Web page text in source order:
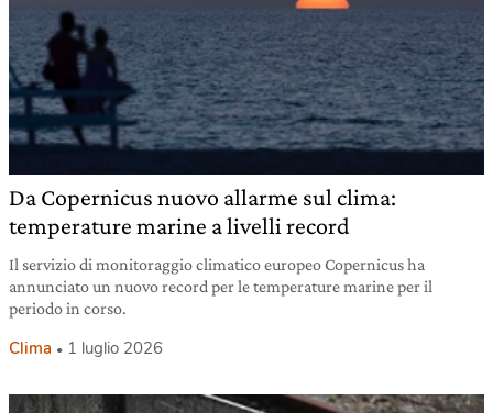
Da Copernicus nuovo allarme sul clima:
temperature marine a livelli record
Il servizio di monitoraggio climatico europeo Copernicus ha
annunciato un nuovo record per le temperature marine per il
periodo in corso.
Clima 1 luglio 2026